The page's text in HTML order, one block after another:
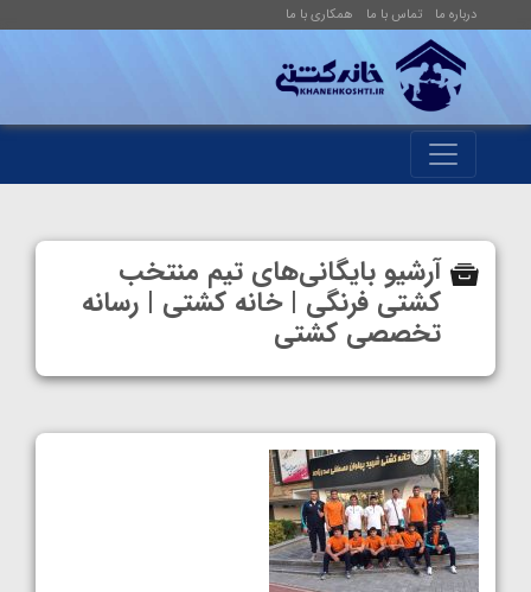
درباره ما تماس با ما همکاری با ما
آرشیو بایگانی‌های تیم منتخب
کشتی فرنگی | خانه کشتی | رسانه
تخصصی کشتی